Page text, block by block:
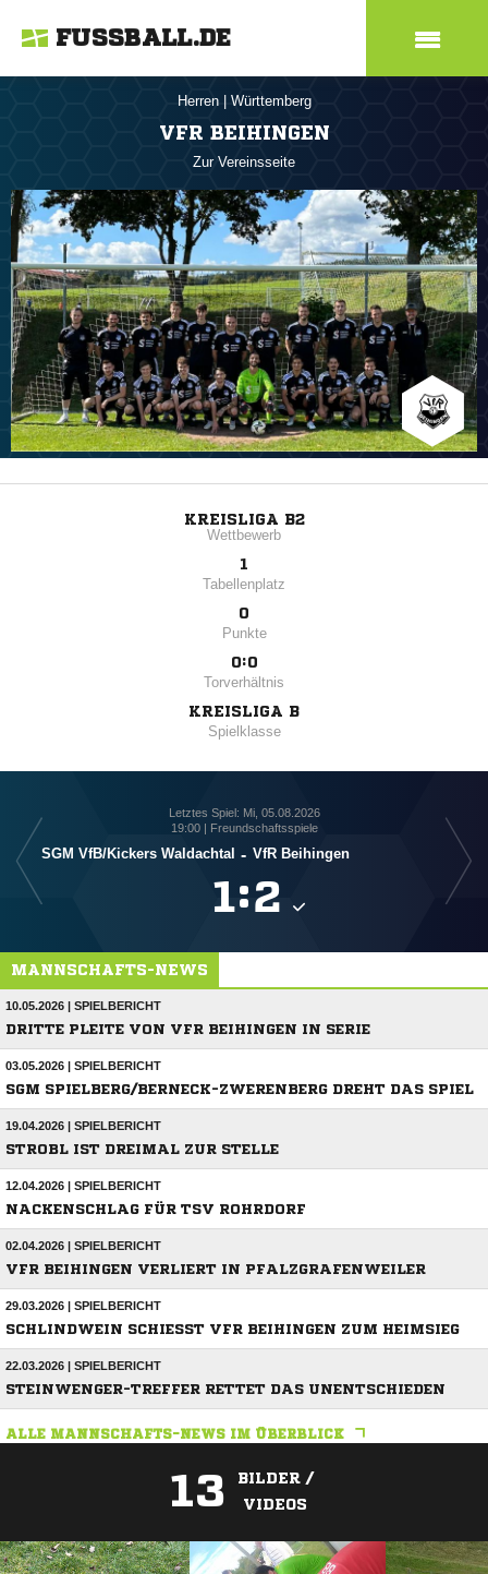
FUSSBALL.DE
Herren Württemberg
VFR BEIHINGEN
Zur Vereinsseite
KREISLIGA B2
Wettbewerb
1
Tabellenplatz
0
Punkte
0:0
Torverhältnis
KREISLIGA B
Spielklasse
Letztes Spiel: Mi, 05.08.2026
19:00 | Freundschaftsspiele
SGM VfB/​Kickers Waldachtal - VfR Beihingen
:
MANNSCHAFTS-NEWS
10.05.2026 | SPIELBERICHT
DRITTE PLEITE VON VFR BEIHINGEN IN SERIE
03.05.2026 | SPIELBERICHT
SGM SPIELBERG/BERNECK-ZWERENBERG DREHT DAS SPIEL
19.04.2026 | SPIELBERICHT
STROBL IST DREIMAL ZUR STELLE
12.04.2026 | SPIELBERICHT
NACKENSCHLAG FÜR TSV ROHRDORF
02.04.2026 | SPIELBERICHT
VFR BEIHINGEN VERLIERT IN PFALZGRAFENWEILER
29.03.2026 | SPIELBERICHT
SCHLINDWEIN SCHIESST VFR BEIHINGEN ZUM HEIMSIEG
22.03.2026 | SPIELBERICHT
STEINWENGER-TREFFER RETTET DAS UNENTSCHIEDEN
ALLE MANNSCHAFTS-NEWS IM ÜBERBLICK
13
BILDER /
VIDEOS